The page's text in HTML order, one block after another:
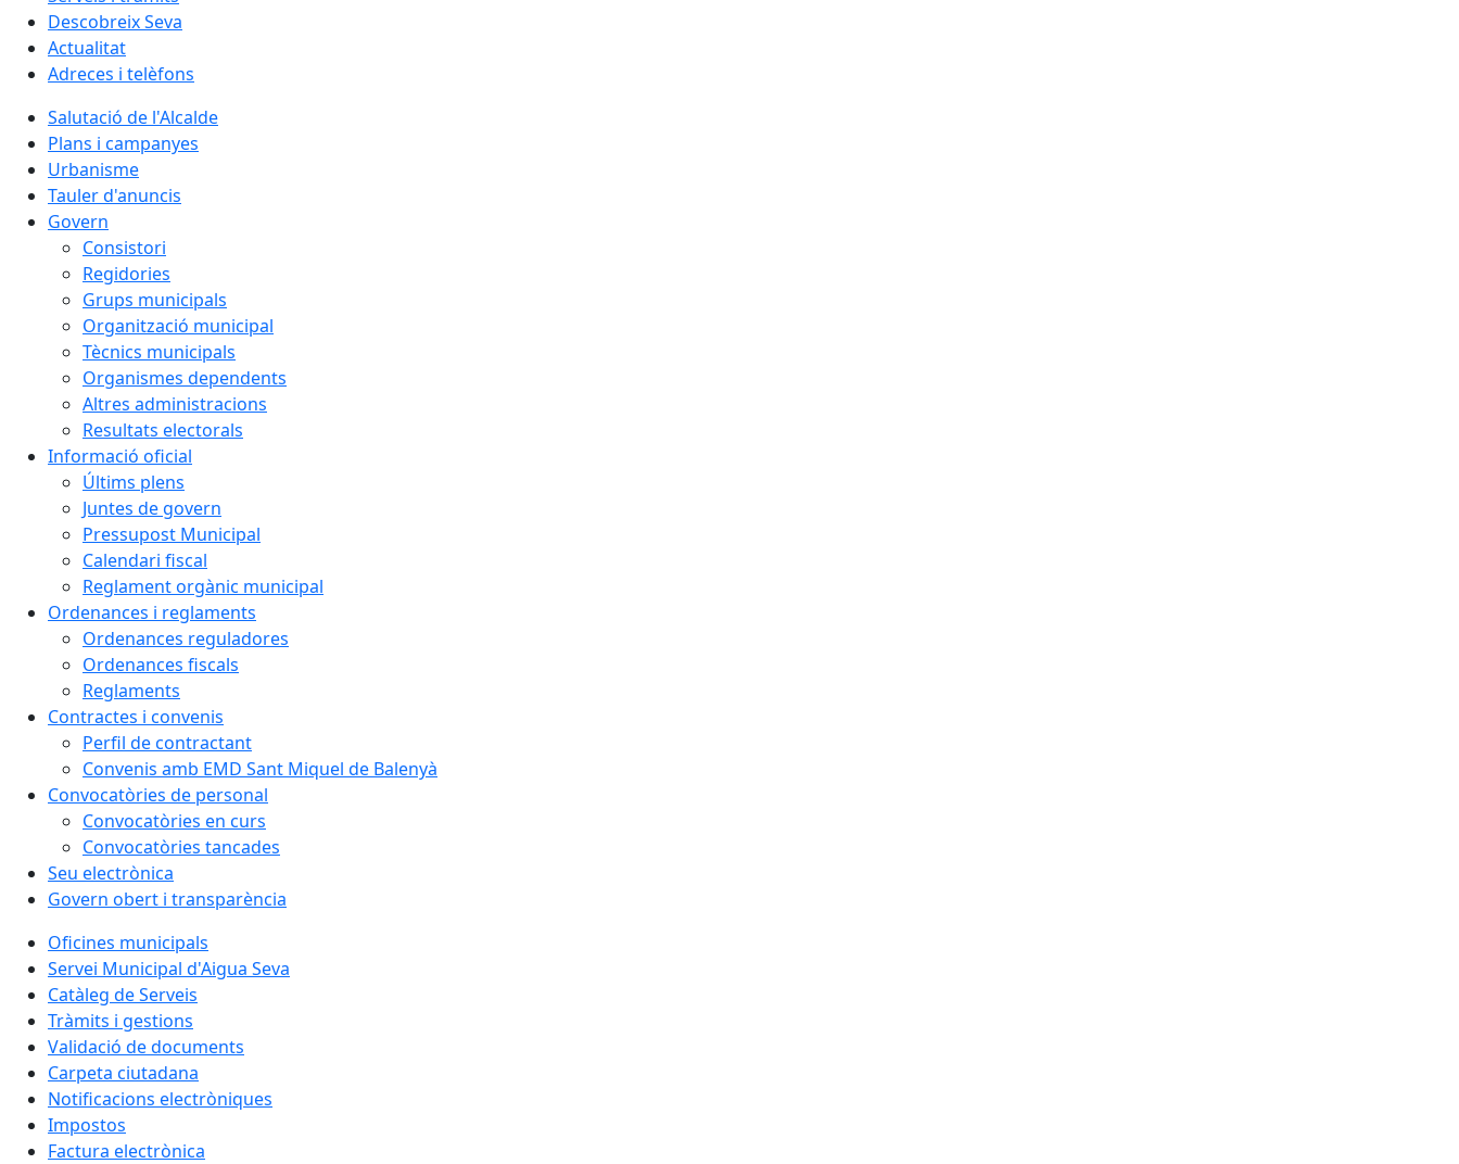
Descobreix Seva
Actualitat
Adreces i telèfons
Salutació de l'Alcalde
Plans i campanyes
Urbanisme
Tauler d'anuncis
Govern
Consistori
Regidories
Grups municipals
Organització municipal
Tècnics municipals
Organismes dependents
Altres administracions
Resultats electorals
Informació oficial
Últims plens
Juntes de govern
Pressupost Municipal
Calendari fiscal
Reglament orgànic municipal
Ordenances i reglaments
Ordenances reguladores
Ordenances fiscals
Reglaments
Contractes i convenis
Perfil de contractant
Convenis amb EMD Sant Miquel de Balenyà
Convocatòries de personal
Convocatòries en curs
Convocatòries tancades
Seu electrònica
Govern obert i transparència
Oficines municipals
Servei Municipal d'Aigua Seva
Catàleg de Serveis
Tràmits i gestions
Validació de documents
Carpeta ciutadana
Notificacions electròniques
Impostos
Factura electrònica